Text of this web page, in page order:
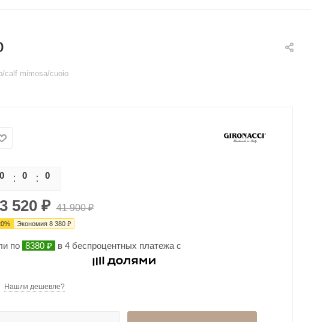
calf mimosa/cuoio
0 0 0
520₽ 41 900₽
% Экономия 8 380₽
по 8380 ₽ в 4 беспроцентных платежа с
Нашли дешевле?